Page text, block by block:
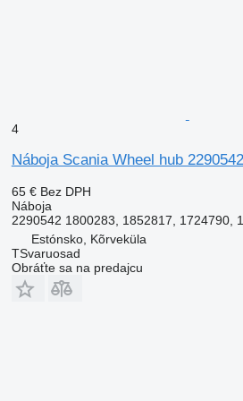
4
Náboja Scania Wheel hub
65 € Bez DPH
Náboja
2290542 1800283, 1852817, 1724790,
Estónsko, Kõrveküla
TSvaruosad
Obráťte sa na predajcu